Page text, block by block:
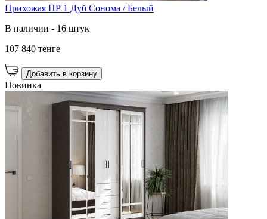
Прихожая ПР 1 Дуб Сонома / Белый
В наличии - 16 штук
107 840 тенге
Добавить в корзину
Новинка